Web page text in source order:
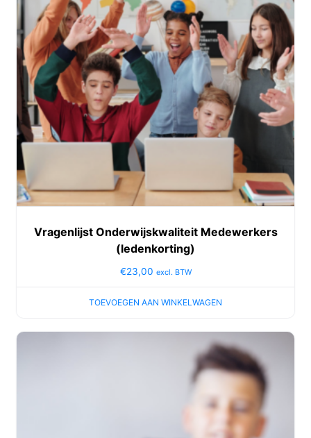
Vragenlijst Onderwijskwaliteit Medewerkers
(ledenkorting)
€23,00 excl. BTW
TOEVOEGEN AAN WINKELWAGEN